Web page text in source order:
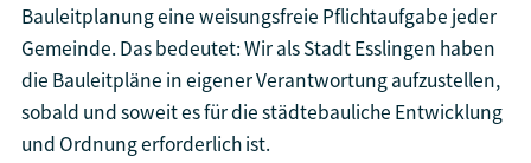
Bauleitplanung eine weisungsfreie Pflichtaufgabe jeder
Gemeinde. Das bedeutet: Wir als Stadt Esslingen haben
die Bauleitpläne in eigener Verantwortung aufzustellen,
sobald und soweit es für die städtebauliche Entwicklung
und Ordnung erforderlich ist.